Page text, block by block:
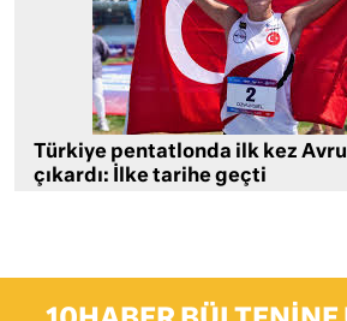
Türkiye pentatlonda ilk kez
çıkardı: İlke tarihe geçti